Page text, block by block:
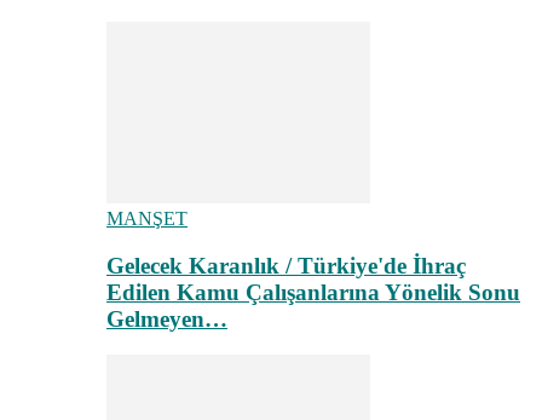
MANŞET
Gelecek Karanlık / Türkiye'de İhraç
Edilen Kamu Çalışanlarına Yönelik Sonu
Gelmeyen…